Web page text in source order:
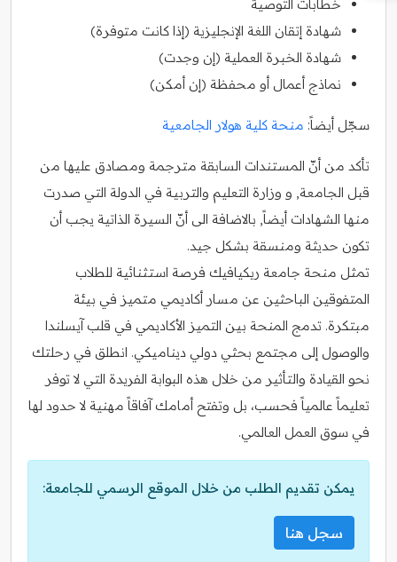
خطابات التوصية
شهادة إتقان اللغة الإنجليزية (إذا كانت متوفرة)
شهادة الخبرة العملية (إن وجدت)
نماذج أعمال أو محفظة (إن أمكن)
سجّل أيضاً: منحة كلية هولار الجامعية
تأكد من أنّ المستندات السابقة مترجمة ومصادق عليها من
قبل الجامعة, و وزارة التعليم والتربية في الدولة التي صدرت
منها الشهادات أيضاً, بالاضافة الى أنّ السيرة الذاتية يجب أن
تكون حديثة ومنسقة بشكل جيد.
تمثل منحة جامعة ريكيافيك فرصة استثنائية للطلاب
المتفوقين الباحثين عن مسار أكاديمي متميز في بيئة
مبتكرة. تدمج المنحة بين التميز الأكاديمي في قلب آيسلندا
والوصول إلى مجتمع بحثي دولي ديناميكي. انطلق في رحلتك
نحو القيادة والتأثير من خلال هذه البوابة الفريدة التي لا توفر
تعليماً عالمياً فحسب، بل وتفتح أمامك آفاقاً مهنية لا حدود لها
في سوق العمل العالمي.
يمكن تقديم الطلب من خلال الموقع الرسمي للجامعة:
سجل هنا